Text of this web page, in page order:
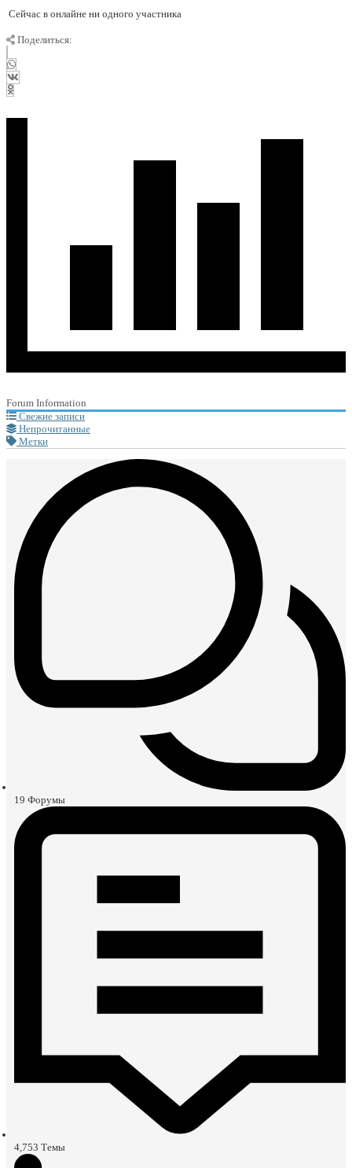
Сейчас в онлайне ни одного участника
Поделиться:
Forum Information
Свежие записи
Непрочитанные
Метки
19 Форумы
4,753 Темы